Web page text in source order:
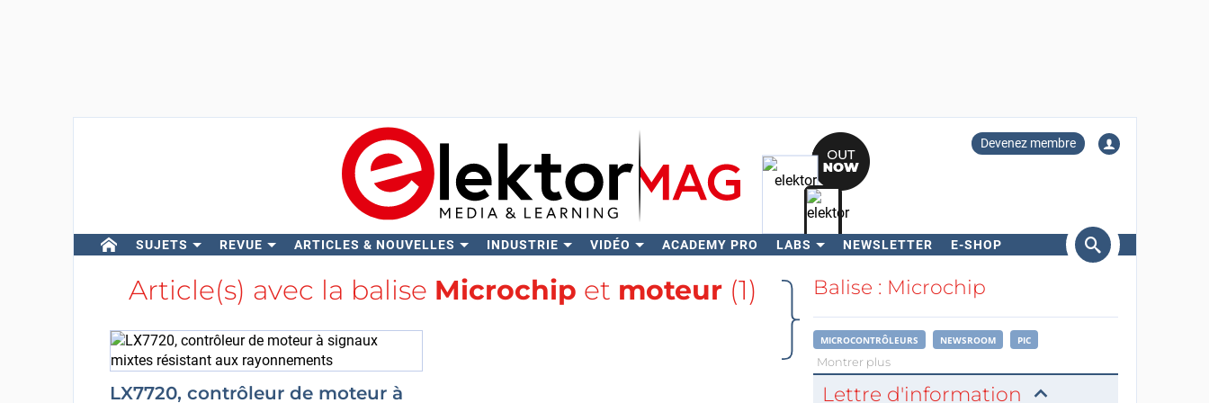
Devenez membre
SUJETS REVUE ARTICLES & NOUVELLES INDUSTRIE VIDÉO ACADEMY PRO LABS NEWSLETTER E-SHOP
Rechercher
Article(s) avec la balise Microchip et moteur (1)
LX7720, contrôleur de moteur à
Balise : Microchip
MICROCONTRÔLEURS NEWSROOM PIC
Montrer plus
Lettre d'information